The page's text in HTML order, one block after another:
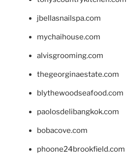
jbellasnailspa.com
mychaihouse.com
alvisgrooming.com
thegeorginaestate.com
blythewoodseafood.com
paolosdelibangkok.com
bobacove.com
phoone24brookfield.com